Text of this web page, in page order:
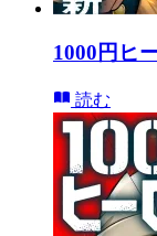
1000円ヒ
読む